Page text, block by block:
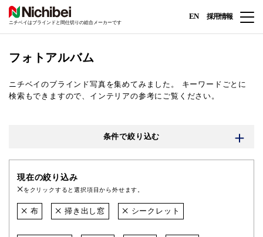
ニチベイはブラインドと間仕切りの総合メーカーです
EN 採用情報
フォトアルバム
ニチベイのブラインド写真を集めてみました。
キーワードごとに
検索もできますので、インテリアの参考にご覧ください。
条件で絞り込む
現在の絞り込み
をクリックすると選択項目から外せます。
布 掃き出し窓 シークレット